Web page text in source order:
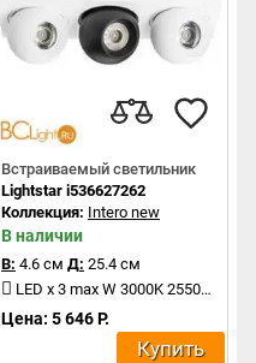
Встраиваемый светильник
Lightstar i536627262
Коллекция: Intero new
В наличии
В: 4.6 см Д: 25.4 см
LED x 3 max W 3000K 2550Lm
Цена: 5 646 Р.
Купить